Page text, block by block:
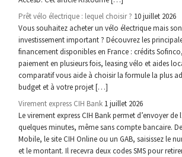
Prêt vélo électrique : lequel choisir ? 10 juillet 2026
Vous souhaitez acheter un vélo électrique mais
investissement important ? Découvrez les
financement disponibles en France : crédits
paiement en plusieurs fois, leasing vélo et aides
comparatif vous aide à choisir la formule la plus
budget et à votre projet […]
Virement express CIH Bank 1 juillet 2026
Le virement express CIH Bank permet d’envoyer de
quelques minutes, même sans compte bancaire.
Mobile, le site CIH Online ou un GAB, saisissez le
et le montant. Il recevra deux codes SMS pour